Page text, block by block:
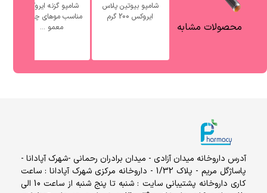
محصولات مشابه
شامپو بیوتین پلاس
ایروکس 200 گرم
شامپو گزنه ایروکس
مناسب موهای چرب و
معمو ...
آدرس داروخانه میدان آزادی - میدان برادران رحمانی -شهرک آپادانا -
پاساژگل مریم - پلاک 1/32 - داروخانه مرکزی شهرک آپادانا : ساعت
کاری داروخانه پشتیبانی سایت : شنبه تا پنج شنبه از ساعت 10 الی